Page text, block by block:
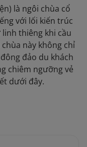
là ngôi chùa cổ
với lối kiến trúc
thiêng khi cầu
này không chỉ
đảo du khách
chiêm ngưỡng vẻ
dưới đây.